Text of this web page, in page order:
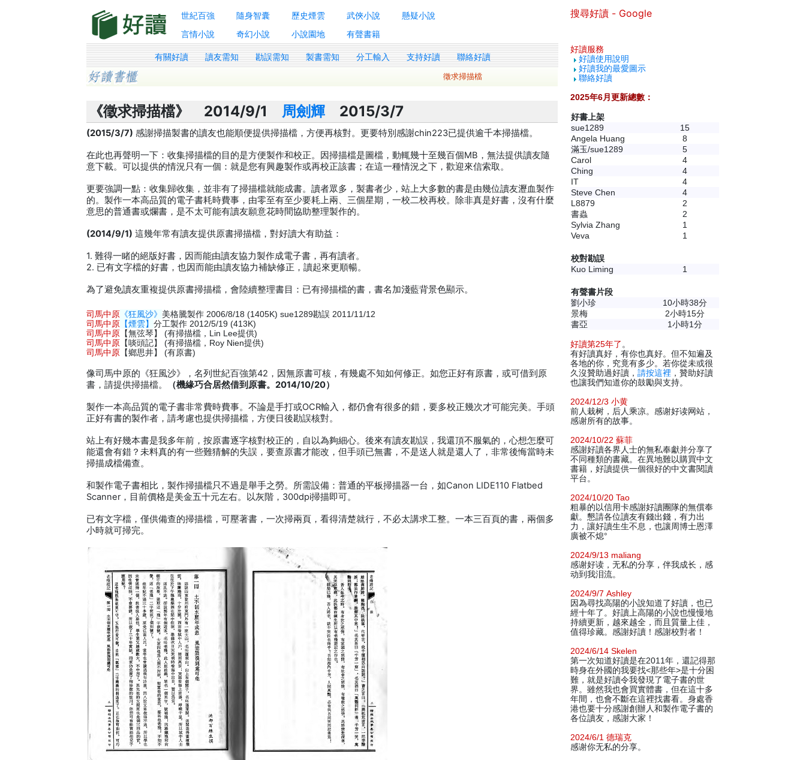
世紀百強 隨身智囊 歷史煙雲 武俠小說
懸疑小說
言情小說
奇幻小說 小說園地 有聲書籍
有關好讀 讀友需知 勘誤需知 製書需知 分工輸入 支持好讀 聯絡好讀
徵求掃描檔
《徵求掃描檔》 2014/9/1 周劍輝 2015/3/7
(2015/3/7) 感謝掃描製書的讀友也能順便提供掃描檔，方便再核對。更要特別感謝chin223已提供逾千本掃描檔。
在此也再聲明一下：收集掃描檔的目的是方便製作和校正。因掃描檔是圖檔，動輒幾十至幾百個MB，無法提供讀友隨
意下載。可以提供的情況只有一個：就是您有興趣製作或再校正該書；在這一種情況之下，歡迎來信索取。
更要強調一點：收集歸收集，並非有了掃描檔就能成書。讀者眾多，製書者少，站上大多數的書是由幾位讀友瀝血製作
的。製作一本高品質的電子書耗時費事，由零至有至少要耗上兩、三個星期，一校二校再校。除非真是好書，沒有什麼
意思的普通書或爛書，是不太可能有讀友願意花時間協助整理製作的。
(2014/9/1) 這幾年常有讀友提供原書掃描檔，對好讀大有助益：
1. 難得一睹的絕版好書，因而能由讀友協力製作成電子書，再有讀者。
2. 已有文字檔的好書，也因而能由讀友協力補缺修正，讀起來更順暢。
為了避免讀友重複提供原書掃描檔，會陸續整理書目：已有掃描檔的書，書名加淺藍背景色顯示。
司馬中原 《狂風沙》 美格騰製作 2006/8/18 (1405K) sue1289勘誤 2011/11/12
司馬中原 【煙雲】分工製作 2012/5/19 (413K)
司馬中原 【無弦琴】 (有掃描檔，Lin Lee提供)
司馬中原 【啖頭記】 (有掃描檔，Roy Nien提供)
司馬中原 【鄉思井】 (有原書)
像司馬中原的《狂風沙》，名列世紀百強第42，因無原書可核，有幾處不知如何修正。如您正好有原書，或可借到原
書，請提供掃描檔。
（機緣巧合居然借到原書。2014/10/20）
製作一本高品質的電子書非常費時費事。不論是手打或OCR輸入，都仍會有很多的錯，要多校正幾次才可能完美。手頭
正好有書的製作者，請考慮也提供掃描檔，方便日後勘誤核對。
站上有好幾本書是我多年前，按原書逐字核對校正的，自以為夠細心。後來有讀友勘誤，我還頂不服氣的，心想怎麼可
能還會有錯？未料真的有一些難猜解的失誤，要查原書才能改，但手頭已無書，不是送人就是還人了，非常後悔當時未
掃描成檔備查。
和製作電子書相比，製作掃描檔只不過是舉手之勞。所需設備：普通的平板掃描器一台，如Canon LIDE110 Flatbed
Scanner，目前價格是美金五十元左右。以灰階，300dpi掃描即可。
已有文字檔，僅供備查的掃描檔，可壓著書，一次掃兩頁，看得清楚就行，不必太講求工整。一本三百頁的書，兩個多
小時就可掃完。
搜尋好讀 - Google
好讀服務
好讀使用說明
好讀我的最愛圖示
聯絡好讀
2025年6月更新總數：
好書上架
sue1289
15
Angela Huang
8
滿玉/sue1289
5
Carol
4
Ching
4
IT
4
Steve Chen
4
L8879
2
書蟲
2
Sylvia Zhang
1
Veva
1
校對勘誤
Kuo Liming
1
有聲書片段
劉小珍
10小時38分
景梅
2小時15分
書亞
1小時1分
好讀第25年了 。
有好讀真好，有你也真好。但不知遍及
各地的你，究竟有多少。若你從未或很
久沒贊助過好讀， 請按這裡 ，贊助好讀
也讓我們知道你的鼓勵與支持。
2024/12/3 小黄
前人栽树，后人乘凉。感谢好读网站，
感谢所有的故事。
2024/10/22 蘇菲
感謝好讀各界人士的無私奉獻并分享了
不同種類的書藏。在異地難以購買中文
書籍，好讀提供一個很好的中文書閱讀
平台。
2024/10/20 Tao
粗暴的以信用卡感謝好讀團隊的無償奉
獻。懇請各位讀友有錢出錢，有力出
力，讓好讀生生不息，也讓周博士恩澤
廣被不熄°
2024/9/13 maliang
感谢好读，无私的分享，伴我成长，感
动到我泪流。
2024/9/7 Ashley
因為尋找高陽的小說知道了好讀，也已
經十年了。好讀上高陽的小說也慢慢地
持續更新，越來越全，而且質量上佳，
值得珍藏。感謝好讀！感謝校對者！
2024/6/14 Skelen
第一次知道好讀是在2011年，還記得那
時身在外國的我要找<那些年>是十分困
難，就是好讀令我發現了電子書的世
界。雖然我也會買實體書，但在這十多
年間，也會不斷在這裡找書看。身處香
港也要十分感謝創辦人和製作電子書的
各位讀友，感謝大家！
2024/6/1 德瑞克
感谢你无私的分享。